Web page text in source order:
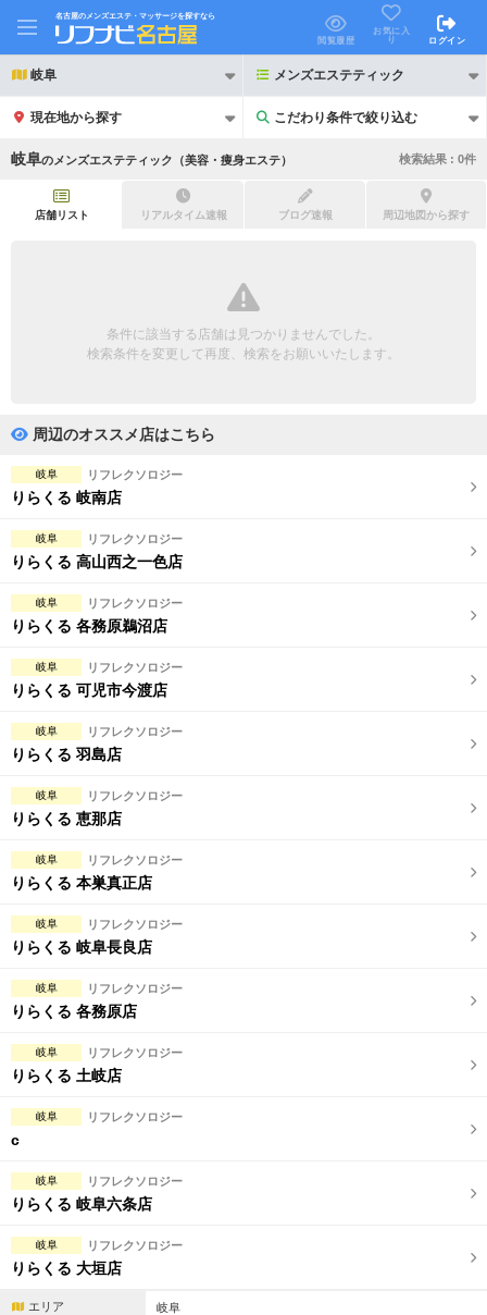
名古屋のメンズエステ・マッサージを探すなら
閲覧履歴
お気に入
り
ログイン
岐阜 メンズエステティック
現在地から探す こだわり条件で絞り込む
こだわり条件で絞り込む
完全個室
ペアルームあり
専用駐車場あり
日本人スタッフのみ
駅から徒歩5分以内
岐阜の メンズエステティック（美容・痩身エステ） 検索結果 : 0件
店舗リスト リアルタイム速報 ブログ速報 周辺地図から探す
条件に該当する店舗は見つかりませんでした。
検索条件を変更して再度、検索をお願いいたします。
周辺のオススメ店はこちら
岐阜 リフレクソロジー
りらくる 岐南店
岐阜 リフレクソロジー
りらくる 高山西之一色店
岐阜 リフレクソロジー
りらくる 各務原鵜沼店
岐阜 リフレクソロジー
りらくる 可児市今渡店
岐阜 リフレクソロジー
りらくる 羽島店
岐阜 リフレクソロジー
りらくる 恵那店
岐阜 リフレクソロジー
りらくる 本巣真正店
岐阜 リフレクソロジー
りらくる 岐阜長良店
岐阜 リフレクソロジー
りらくる 各務原店
岐阜 リフレクソロジー
りらくる 土岐店
岐阜 リフレクソロジー
c
岐阜 リフレクソロジー
りらくる 岐阜六条店
岐阜 リフレクソロジー
りらくる 大垣店
エリア 岐阜